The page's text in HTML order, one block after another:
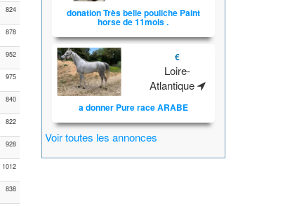
824
878
952
975
840
822
928
1012
838
donation Très belle pouliche Paint
horse de 11mois .
€
Loire-
Atlantique
a donner Pure race ARABE
Voir toutes les annonces